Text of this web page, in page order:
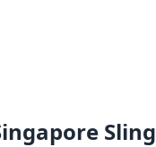
Sling